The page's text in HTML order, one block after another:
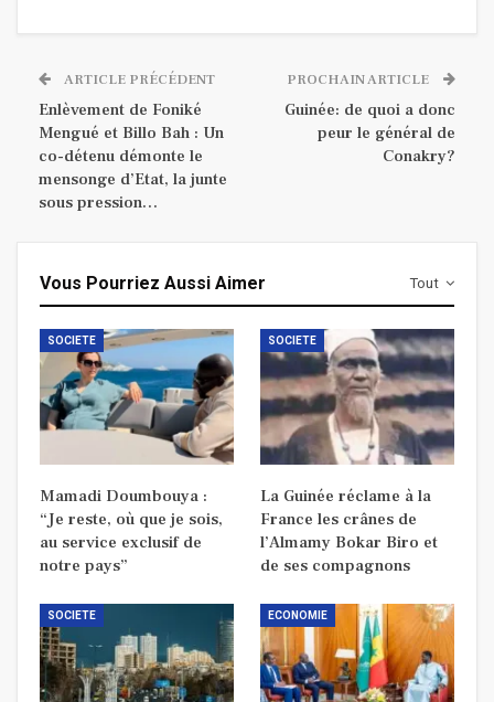
ARTICLE PRÉCÉDENT
Enlèvement de Foniké
Mengué et Billo Bah : Un
co-détenu démonte le
mensonge d’Etat, la junte
sous pression…
PROCHAIN ARTICLE
Guinée: de quoi a donc
peur le général de
Conakry?
Tout
Vous Pourriez Aussi Aimer
SOCIETE
Mamadi Doumbouya :
“Je reste, où que je sois,
au service exclusif de
notre pays”
SOCIETE
La Guinée réclame à la
France les crânes de
l’Almamy Bokar Biro et
de ses compagnons
SOCIETE ECONOMIE